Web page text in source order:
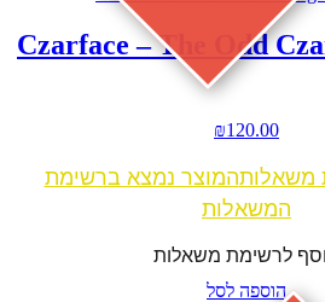
Czarface – The Odd
₪120.00
משאלותהמוצר נמצא ברשימת
המשאלות
לרשימת משאלות
הוספה לסל